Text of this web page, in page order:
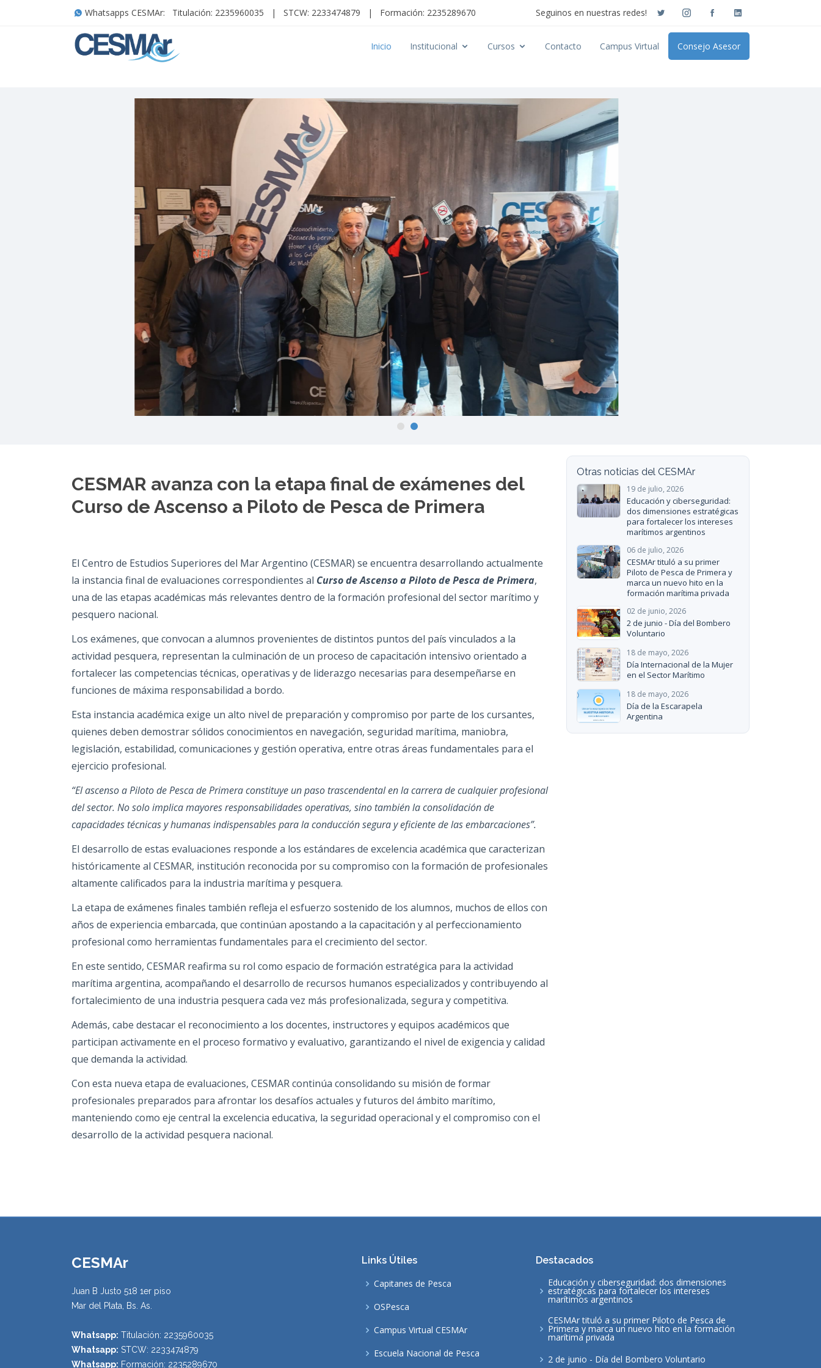
Whatsapps CESMAr: Titulación: 2235960035 | STCW: 2233474879 | Formación: 2235289670 Seguinos en nuestras redes!
Inicio Institucional Cursos Contacto Campus Virtual Consejo Asesor
CESMAR avanza con la etapa final de exámenes del
Curso de Ascenso a Piloto de Pesca de Primera
El Centro de Estudios Superiores del Mar Argentino (CESMAR) se encuentra desarrollando actualmente
la instancia final de evaluaciones correspondientes al Curso de Ascenso a Piloto de Pesca de Primera,
una de las etapas académicas más relevantes dentro de la formación profesional del sector marítimo y
pesquero nacional.
Los exámenes, que convocan a alumnos provenientes de distintos puntos del país vinculados a la
actividad pesquera, representan la culminación de un proceso de capacitación intensivo orientado a
fortalecer las competencias técnicas, operativas y de liderazgo necesarias para desempeñarse en
funciones de máxima responsabilidad a bordo.
Esta instancia académica exige un alto nivel de preparación y compromiso por parte de los cursantes,
quienes deben demostrar sólidos conocimientos en navegación, seguridad marítima, maniobra,
legislación, estabilidad, comunicaciones y gestión operativa, entre otras áreas fundamentales para el
ejercicio profesional.
“El ascenso a Piloto de Pesca de Primera constituye un paso trascendental en la carrera de cualquier profesional
del sector. No solo implica mayores responsabilidades operativas, sino también la consolidación de
capacidades técnicas y humanas indispensables para la conducción segura y eficiente de las embarcaciones”.
El desarrollo de estas evaluaciones responde a los estándares de excelencia académica que caracterizan
históricamente al CESMAR, institución reconocida por su compromiso con la formación de profesionales
altamente calificados para la industria marítima y pesquera.
La etapa de exámenes finales también refleja el esfuerzo sostenido de los alumnos, muchos de ellos con
años de experiencia embarcada, que continúan apostando a la capacitación y al perfeccionamiento
profesional como herramientas fundamentales para el crecimiento del sector.
En este sentido, CESMAR reafirma su rol como espacio de formación estratégica para la actividad
marítima argentina, acompañando el desarrollo de recursos humanos especializados y contribuyendo al
fortalecimiento de una industria pesquera cada vez más profesionalizada, segura y competitiva.
Además, cabe destacar el reconocimiento a los docentes, instructores y equipos académicos que
participan activamente en el proceso formativo y evaluativo, garantizando el nivel de exigencia y calidad
que demanda la actividad.
Con esta nueva etapa de evaluaciones, CESMAR continúa consolidando su misión de formar
profesionales preparados para afrontar los desafíos actuales y futuros del ámbito marítimo,
manteniendo como eje central la excelencia educativa, la seguridad operacional y el compromiso con el
desarrollo de la actividad pesquera nacional.
Otras noticias del CESMAr
19 de julio, 2026
Educación y ciberseguridad:
dos dimensiones estratégicas
para fortalecer los intereses
marítimos argentinos
06 de julio, 2026
CESMAr tituló a su primer
Piloto de Pesca de Primera y
marca un nuevo hito en la
formación marítima privada
02 de junio, 2026
2 de junio - Día del Bombero
Voluntario
18 de mayo, 2026
Día Internacional de la Mujer
en el Sector Marítimo
18 de mayo, 2026
Día de la Escarapela
Argentina
CESMAr
Juan B Justo 518 1er piso
Mar del Plata, Bs. As.
Whatsapp: Titulación: 2235960035
Whatsapp: STCW: 2233474879
Whatsapp: Formación: 2235289670
Links Útiles
Capitanes de Pesca
OSPesca
Campus Virtual CESMAr
Escuela Nacional de Pesca
Destacados
Educación y ciberseguridad: dos dimensiones
estratégicas para fortalecer los intereses
marítimos argentinos
CESMAr tituló a su primer Piloto de Pesca de
Primera y marca un nuevo hito en la formación
marítima privada
2 de junio - Día del Bombero Voluntario